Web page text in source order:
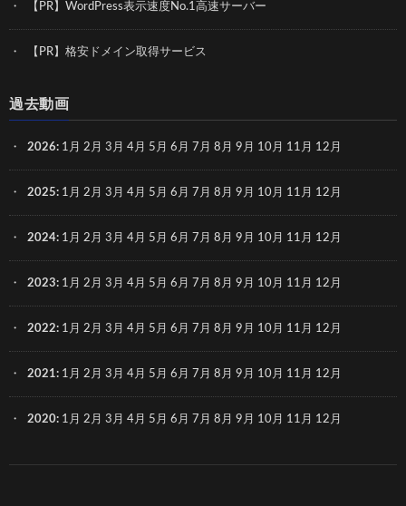
【PR】WordPress表示速度No.1高速サーバー
【PR】格安ドメイン取得サービス
過去動画
2026: 1月 2月 3月 4月 5月 6月 7月 8月 9月 10月 11月 12月
2025: 1月 2月 3月 4月 5月 6月 7月 8月 9月 10月 11月 12月
2024: 1月 2月 3月 4月 5月 6月 7月 8月 9月 10月 11月 12月
2023: 1月 2月 3月 4月 5月 6月 7月 8月 9月 10月 11月 12月
2022: 1月 2月 3月 4月 5月 6月 7月 8月 9月 10月 11月 12月
2021: 1月 2月 3月 4月 5月 6月 7月 8月 9月 10月 11月 12月
2020: 1月 2月 3月 4月 5月 6月 7月 8月 9月 10月 11月 12月